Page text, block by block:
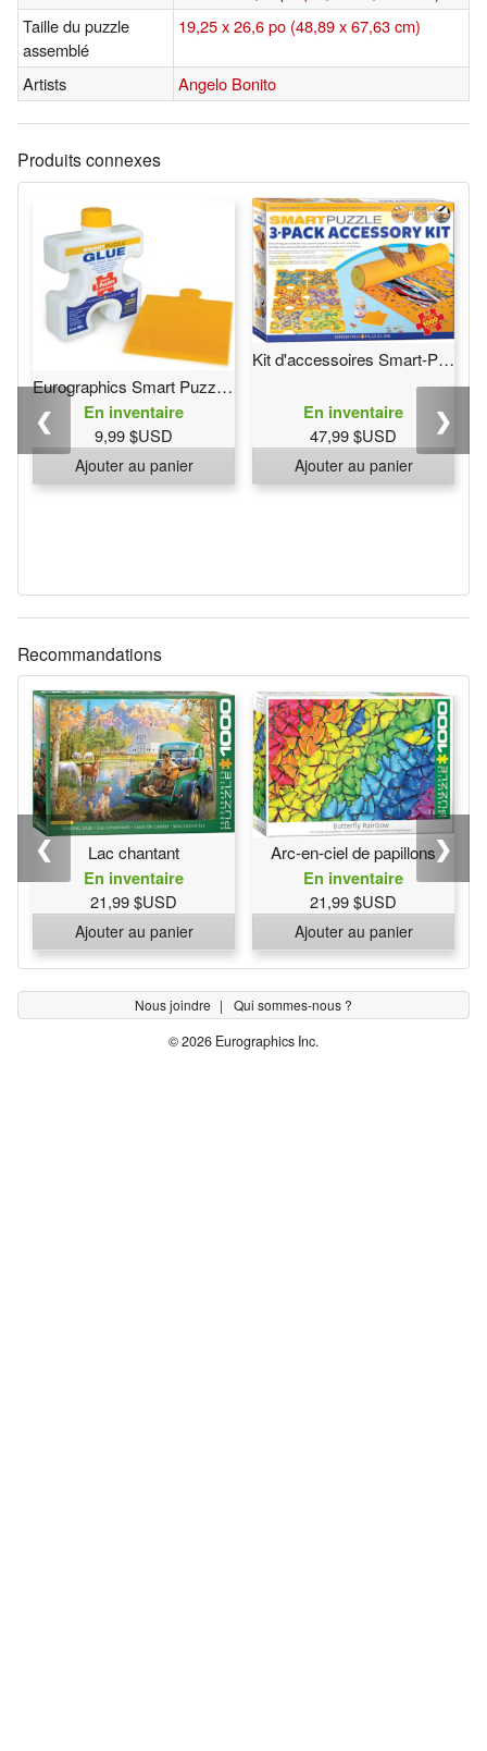
Taille du puzzle
assemblé
19,25 x 26,6 po (48,89 x 67,63 cm)
Artists Angelo Bonito
Produits connexes
Eurographics Smart Puzzle colle
En inventaire
9,99 $USD
Ajouter au panier
Kit d'accessoires Smart-Puzzle 3-Pack
En inventaire
47,99 $USD
Ajouter au panier
❮ ❯
Recommandations
Lac chantant
En inventaire
21,99 $USD
Ajouter au panier
Arc-en-ciel de papillons
En inventaire
21,99 $USD
Ajouter au panier
❮ ❯
Nous joindre Qui sommes-nous ?
© 2026 Eurographics Inc.